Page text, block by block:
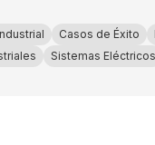
Casos de Éxito
Sistemas Eléctricos